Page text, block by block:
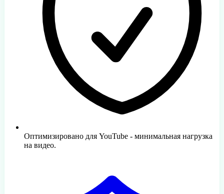
Оптимизировано для YouTube - минимальная нагрузка
на видео.